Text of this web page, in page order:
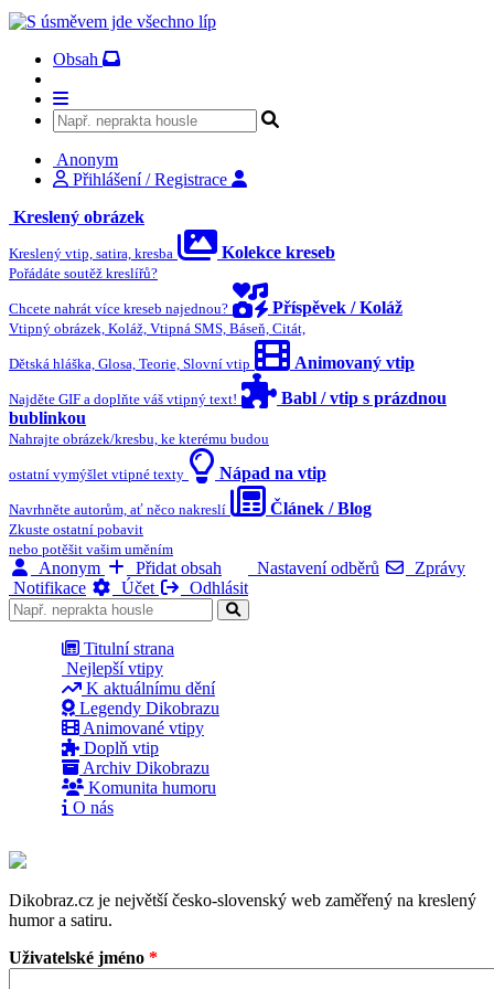
Obsah
Anonym
Přihlášení / Registrace
Kreslený obrázek
Kreslený vtip, satira, kresba Kolekce kreseb
Pořádáte soutěž kreslířů?
Chcete nahrát více kreseb najednou? Příspěvek / Koláž
Vtipný obrázek, Koláž, Vtipná SMS, Báseň, Citát,
Dětská hláška, Glosa, Teorie, Slovní vtip Animovaný vtip
Najděte GIF a doplňte váš vtipný text!
Babl / vtip s prázdnou
bublinkou
Nahrajte obrázek/kresbu, ke kterému budou
ostatní vymýšlet vtipné texty Nápad na vtip
Navrhněte autorům, ať něco nakreslí Článek / Blog
Zkuste ostatní pobavit
nebo potěšit vašim uměním
Anonym Přidat obsah Nastavení odběrů
Zprávy
Notifikace
Účet Odhlásit
Titulní strana
Nejlepší vtipy
K aktuálnímu dění
Legendy Dikobrazu
Animované vtipy
Doplň vtip
Archiv Dikobrazu
Komunita humoru
O nás
Dikobraz.cz je největší česko-slovenský web zaměřený na kreslený
humor a satiru.
Uživatelské jméno *